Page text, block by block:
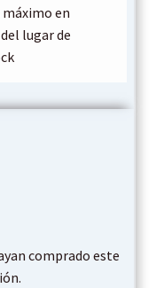
máximo en
lugar de
comprado este